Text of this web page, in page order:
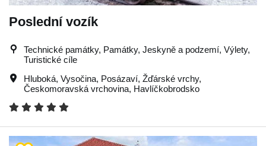
Poslední vozík
Technické památky, Památky, Jeskyně a podzemí, Výlety,
Turistické cíle
Hluboká, Vysočina, Posázaví, Žďárské vrchy,
Českomoravská vrchovina, Havlíčkobrodsko